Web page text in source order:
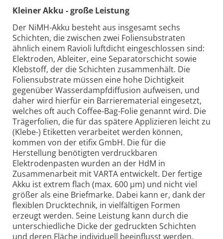
Kleiner Akku - große Leistung
Der NiMH-Akku besteht aus insgesamt sechs
Schichten, die zwischen zwei Foliensubstraten
ähnlich einem Ravioli luftdicht eingeschlossen sind:
Elektroden, Ableiter, eine Separatorschicht sowie
Klebstoff, der die Schichten zusammenhält. Die
Foliensubstrate müssen eine hohe Dichtigkeit
gegenüber Wasserdampfdiffusion aufweisen, und
daher wird hierfür ein Barrierematerial eingesetzt,
welches oft auch Coffee-Bag-Folie genannt wird. Die
Trägerfolien, die für das spätere Applizieren leicht zu
(Klebe-) Etiketten verarbeitet werden können,
kommen von der etifix GmbH. Die für die
Herstellung benötigten verdruckbaren
Elektrodenpasten wurden an der HdM in
Zusammenarbeit mit VARTA entwickelt. Der fertige
Akku ist extrem flach (max. 600 µm) und nicht viel
größer als eine Briefmarke. Dabei kann er, dank der
flexiblen Drucktechnik, in vielfältigen Formen
erzeugt werden. Seine Leistung kann durch die
unterschiedliche Dicke der gedruckten Schichten
und deren Fläche individuell beeinflusst werden.